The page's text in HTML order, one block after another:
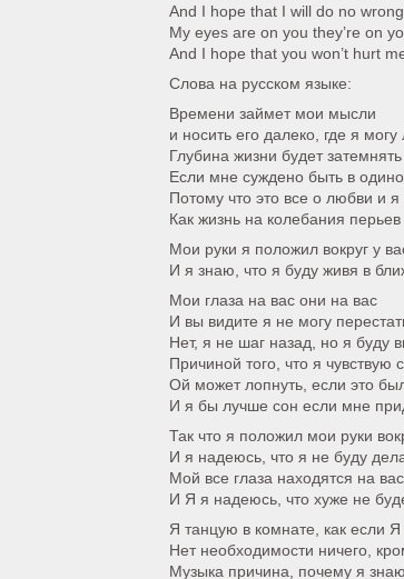
And I hope that I will do no wrong
My eyes are on you they’re on
And I hope that you won’t hurt
Слова на русском языке:
Времени займет мои мысли
и носить его далеко, где я могу
Глубина жизни будет
Если мне суждено быть в
Потому что это все о любви и
Как жизнь на колебания перьев
Мои руки я положил вокруг у
И я знаю, что я буду живя в
Мои глаза на вас они на вас
И вы видите я не могу
Нет, я не шаг назад, но я буду
Причиной того, что я
Ой может лопнуть, если это
И я бы лучше сон если мне
Так что я положил мои руки
И я надеюсь, что я не буду
Мой все глаза находятся на
И Я я надеюсь, что хуже не
Я танцую в комнате, как если
Нет необходимости ничего,
Музыка причина, почему я